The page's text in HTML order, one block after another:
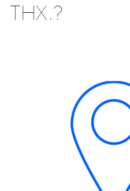
THX.?